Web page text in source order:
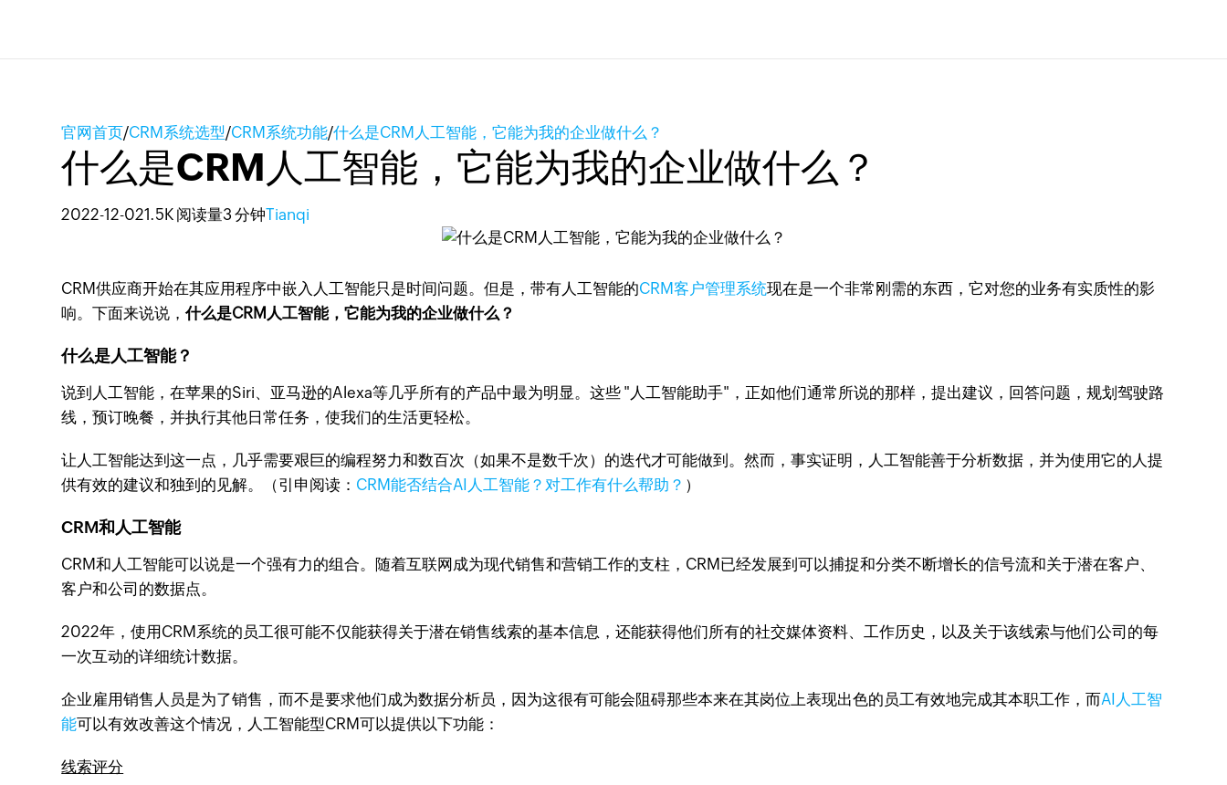
官网首页/CRM系统选型/CRM系统功能/什么是CRM人工智能，它能为我的企业做什么？
什么是CRM人工智能，它能为我的企业做什么？
2022-12-021.5K 阅读量3 分钟Tianqi
CRM供应商开始在其应用程序中嵌入人工智能只是时间问题。但是，带有人工智能的CRM客户管理系统现在是一个非常刚需的东西，它对您的业务有实质性的影
响。下面来说说，什么是CRM人工智能，它能为我的企业做什么？
什么是人工智能？
说到人工智能，在苹果的Siri、亚马逊的Alexa等几乎所有的产品中最为明显。这些 "人工智能助手"，正如他们通常所说的那样，提出建议，回答问题，规划驾驶路
线，预订晚餐，并执行其他日常任务，使我们的生活更轻松。
让人工智能达到这一点，几乎需要艰巨的编程努力和数百次（如果不是数千次）的迭代才可能做到。然而，事实证明，人工智能善于分析数据，并为使用它的人提
供有效的建议和独到的见解。（引申阅读： CRM能否结合AI人工智能？对工作有什么帮助？ ）
CRM和人工智能
CRM和人工智能可以说是一个强有力的组合。随着互联网成为现代销售和营销工作的支柱，CRM已经发展到可以捕捉和分类不断增长的信号流和关于潜在客户、
客户和公司的数据点。
2022年，使用CRM系统的员工很可能不仅能获得关于潜在销售线索的基本信息，还能获得他们所有的社交媒体资料、工作历史，以及关于该线索与他们公司的每
一次互动的详细统计数据。
企业雇用销售人员是为了销售，而不是要求他们成为数据分析员，因为这很有可能会阻碍那些本来在其岗位上表现出色的员工有效地完成其本职工作，而AI人工智
能可以有效改善这个情况，人工智能型CRM可以提供以下功能：
线索评分